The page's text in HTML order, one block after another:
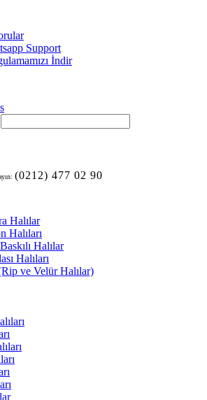
Support
İndir
(0212) 477 02 90
Halılar
Halıları
Halılar
Halıları
ve Velür Halılar)